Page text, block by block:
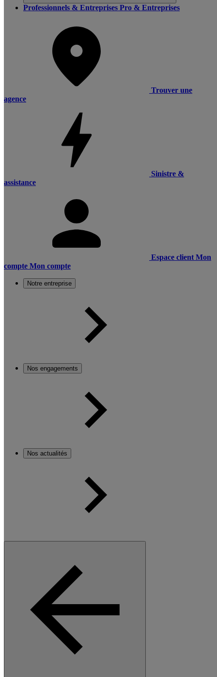
Professionnels & Entreprises Pro & Entreprises
Trouver une
agence
Sinistre &
assistance
Espace client Mon
compte Mon compte
Notre entreprise
Nos engagements
Nos actualités